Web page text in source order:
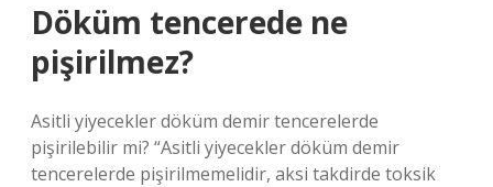
Döküm tencerede ne
pişirilmez?
Asitli yiyecekler döküm demir tencerelerde
pişirilebilir mi? “Asitli yiyecekler döküm demir
tencerelerde pişirilmemelidir, aksi takdirde toksik